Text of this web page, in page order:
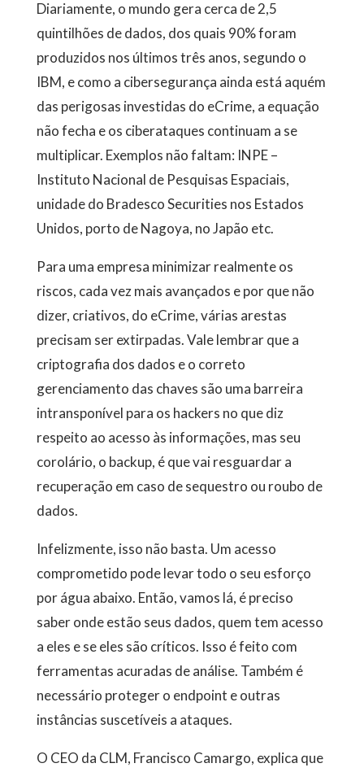
Diariamente, o mundo gera cerca de 2,5
quintilhões de dados, dos quais 90% foram
produzidos nos últimos três anos, segundo o
IBM, e como a cibersegurança ainda está aquém
das perigosas investidas do eCrime, a equação
não fecha e os ciberataques continuam a se
multiplicar. Exemplos não faltam: INPE –
Instituto Nacional de Pesquisas Espaciais,
unidade do Bradesco Securities nos Estados
Unidos, porto de Nagoya, no Japão etc.
Para uma empresa minimizar realmente os
riscos, cada vez mais avançados e por que não
dizer, criativos, do eCrime, várias arestas
precisam ser extirpadas. Vale lembrar que a
criptografia dos dados e o correto
gerenciamento das chaves são uma barreira
intransponível para os hackers no que diz
respeito ao acesso às informações, mas seu
corolário, o backup, é que vai resguardar a
recuperação em caso de sequestro ou roubo de
dados.
Infelizmente, isso não basta. Um acesso
comprometido pode levar todo o seu esforço
por água abaixo. Então, vamos lá, é preciso
saber onde estão seus dados, quem tem acesso
a eles e se eles são críticos. Isso é feito com
ferramentas acuradas de análise. Também é
necessário proteger o endpoint e outras
instâncias suscetíveis a ataques.
O CEO da CLM, Francisco Camargo, explica que